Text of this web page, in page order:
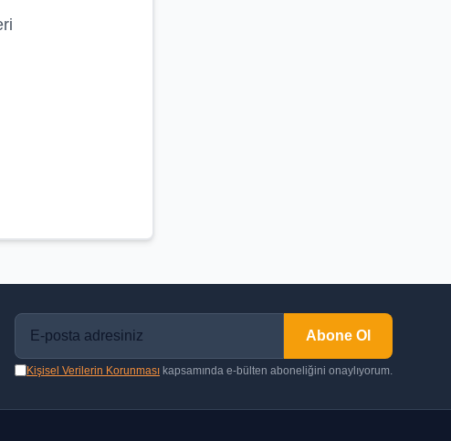
Abone Ol
Kişisel Verilerin Korunması kapsamında e-bülten aboneliğini onaylıyorum.